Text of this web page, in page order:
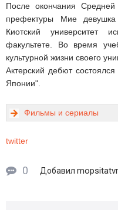
После окончания
префектуры Мие
Киотский университет
факультете. Во время
культурной жизни своего
Актерский дебют
Японии".
Фильмы и сериалы
twitter
0 Добавил